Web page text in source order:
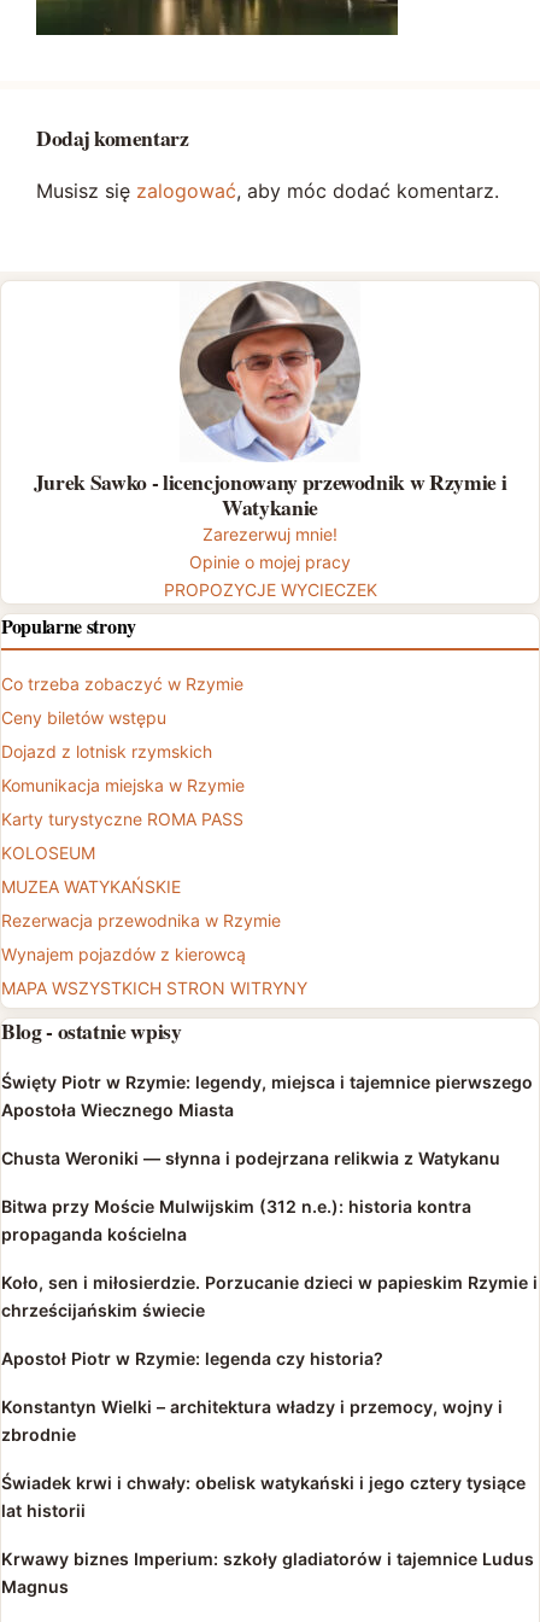
Dodaj komentarz
Musisz się zalogować, aby móc dodać komentarz.
Jurek Sawko - licencjonowany przewodnik w Rzymie i
Watykanie
Zarezerwuj mnie!
Opinie o mojej pracy
PROPOZYCJE WYCIECZEK
Popularne strony
Co trzeba zobaczyć w Rzymie
Ceny biletów wstępu
Dojazd z lotnisk rzymskich
Komunikacja miejska w Rzymie
Karty turystyczne ROMA PASS
KOLOSEUM
MUZEA WATYKAŃSKIE
Rezerwacja przewodnika w Rzymie
Wynajem pojazdów z kierowcą
MAPA WSZYSTKICH STRON WITRYNY
Blog - ostatnie wpisy
Święty Piotr w Rzymie: legendy, miejsca i tajemnice pierwszego
Apostoła Wiecznego Miasta
Chusta Weroniki — słynna i podejrzana relikwia z Watykanu
Bitwa przy Moście Mulwijskim (312 n.e.): historia kontra
propaganda kościelna
Koło, sen i miłosierdzie. Porzucanie dzieci w papieskim Rzymie i
chrześcijańskim świecie
Apostoł Piotr w Rzymie: legenda czy historia?
Konstantyn Wielki – architektura władzy i przemocy, wojny i
zbrodnie
Świadek krwi i chwały: obelisk watykański i jego cztery tysiące
lat historii
Krwawy biznes Imperium: szkoły gladiatorów i tajemnice Ludus
Magnus